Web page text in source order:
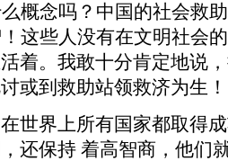
概念吗？中国的社会救
这些人没有在文明社会
着。我敢十分肯定地说
或到救助站领救济为生！
世界上所有国家都取得
还保持 着高智商，他们